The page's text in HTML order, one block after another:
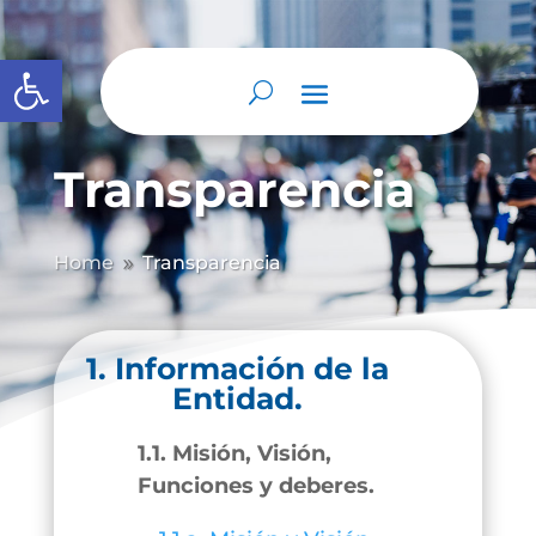
Abrir barra de herramientas
Transparencia
Home 9 Transparencia
1. Información de la
Entidad.
1.1. Misión, Visión,
Funciones y deberes.